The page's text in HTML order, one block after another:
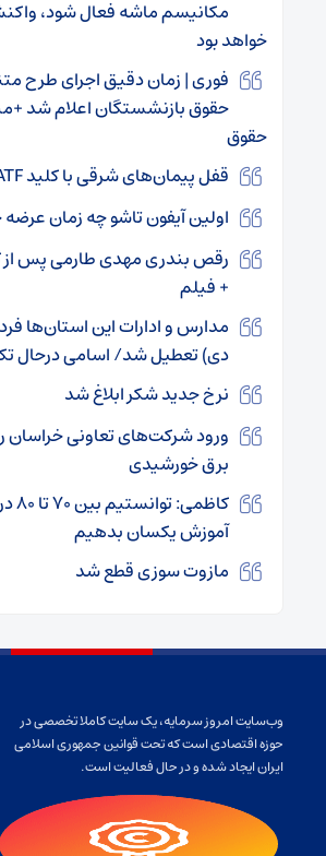
مکانیسم ماشه فعال شود،
خواهد بود
فوری | زمان دقیق اجرای طرح
حقوق بازنشستگان اعلام شد
حقوق
قفل پیمان‌های شرقی با کلید FATF باز می‌شود
اولین آیفون تاشو چه زمان
رقص بندری مهدی طارمی پس از
+ فیلم
دی) تعطیل شد/ اسامی درحال
نرخ جدید شکر ابلاغ شد
ورود شرکت‌های تعاونی‌ خراسان
برق خورشیدی
آموزش یکسان بدهیم
مازوت سوزی قطع شد
وب‌سایت امروز سرمایه، یک سایت کاملا تخصصی در
حوزه اقتصادی است که تحت قوانین جمهوری اسلامی
ایران ایجاد شده و در حال فعالیت است.